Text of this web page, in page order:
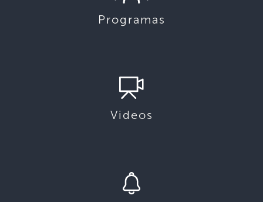
Programas
Videos